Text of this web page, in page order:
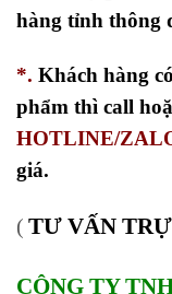
hàng tỉnh thông
*. Khách hàng
phẩm thì call
HOTLINE/
giá.
( TƯ VẤN
CÔNG TY